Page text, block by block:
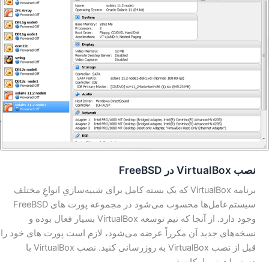
نصب VirtualBox در FreeBSD
برنامه VirtualBox که یک بسته کامل برای شبیه‌سازیِ انواعِ مختلف
سیستم‌عامل‌ها محسوب می‌شود در مجموعه پورت های FreeBSD
وجود دارد. از آنجا که تیم توسعه VirtualBox بسیار فعال بوده و
نسخه‌های جدید آن مکرراً عرضه می‌شود، لازم است پورت های خود را
قبل از نصب VirtualBox به روزرسانی کنید. نصب VirtualBox با